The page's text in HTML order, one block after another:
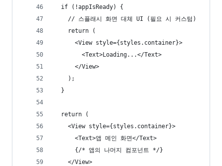
  if (!appIsReady) {
    // 스플래시 화면 대체 UI (필요 시 커스텀)
    return (
      <View style={styles.container}>
        <Text>Loading...</Text>
      </View>
    );
  }
  return (
    <View style={styles.container}>
      <Text>앱 메인 화면</Text>
      {/* 앱의 나머지 컴포넌트 */}
    </View>